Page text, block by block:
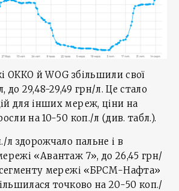
ОККО й WOG збільшили свої
до 29,48-29,49 грн/л. Це стало
для інших мереж, ціни на
на 10-50 коп./л (див. табл.).
л здорожчало пальне і в
«Авантаж 7», до 26,45 грн/
мережі «БРСМ-Нафта»
точково на 20-50 коп./